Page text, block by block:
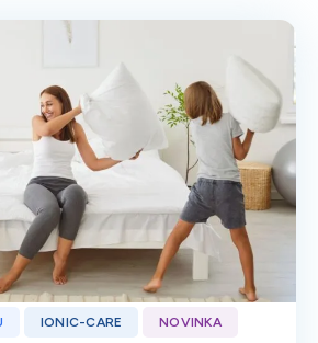
IONIC-CARE NOVINKA